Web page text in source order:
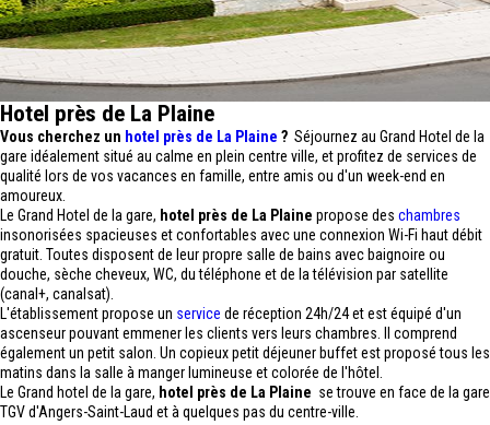
Hotel près de La Plaine
Vous cherchez un hotel près de La Plaine ? Séjournez au Grand Hotel de la
gare idéalement situé au calme en plein centre ville, et profitez de services de
qualité lors de vos vacances en famille, entre amis ou d'un week-end en
amoureux.
Le Grand Hotel de la gare, hotel près de La Plaine propose des chambres
insonorisées spacieuses et confortables avec une connexion Wi-Fi haut débit
gratuit. Toutes disposent de leur propre salle de bains avec baignoire ou
douche, sèche cheveux, WC, du téléphone et de la télévision par satellite
(canal+, canalsat).
L'établissement propose un service de réception 24h/24 et est équipé d'un
ascenseur pouvant emmener les clients vers leurs chambres. Il comprend
également un petit salon. Un copieux petit déjeuner buffet est proposé tous les
matins dans la salle à manger lumineuse et colorée de l'hôtel.
Le Grand hotel de la gare, hotel près de La Plaine se trouve en face de la gare
TGV d'Angers-Saint-Laud et à quelques pas du centre-ville.